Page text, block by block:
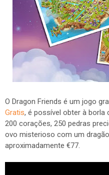
O Dragon Friends é um jogo
Gratis, é possível obter à borla
200 corações, 250 pedras
ovo misterioso com um
aproximadamente €77.